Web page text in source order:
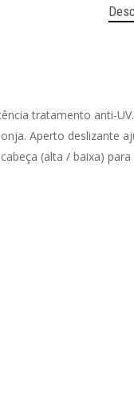
tratamento anti-
Aperto deslizante
(alta / baixa)